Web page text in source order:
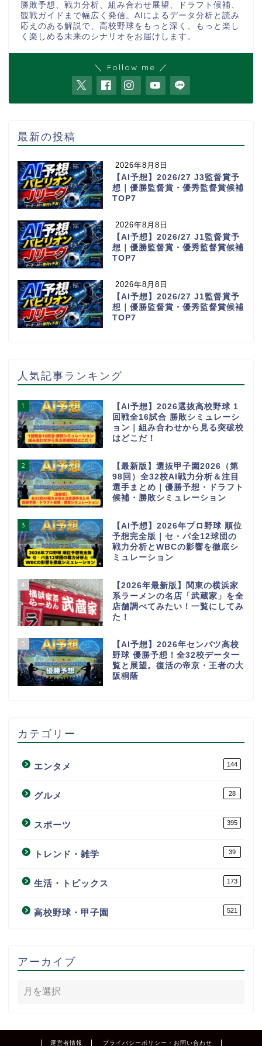
勝敗予想、戦力分析、組み合わせ展望、ドラフト候補、
観戦ガイドまで幅広く発信。AIによるデータ分析と読み
応えのある解説で、高校野球をもっと深く、もっと楽し
く楽しめる未来のシナリオをお届けします。
＼ Follow me ／
最新の投稿
2026年8月8日
【AI予想】2026/27 J3監督賞予
想｜優勝監督賞・優秀監督賞候補
TOP7
2026年8月8日
【AI予想】2026/27 J1監督賞予
想｜優勝監督賞・優秀監督賞候補
TOP7
2026年8月8日
【AI予想】2026/27 J1監督賞予
想｜優勝監督賞・優秀監督賞候補
TOP7
人気記事ランキング
1
【AI予想】2026選抜高校野球 1
回戦全16試合 勝敗シミュレーシ
ョン｜組み合わせから見る突破校
はどこだ！
2
【最新版】選抜甲子園2026（第
98回）全32校AI戦力分析＆注目
選手まとめ｜優勝予想・ドラフト
候補・勝敗シミュレーション
3
【AI予想】2026年プロ野球 順位
予想完全版｜セ・パ全12球団の
戦力分析とWBCの影響を徹底シ
ミュレーション
4
【2026年最新版】関東の横浜家
系ラーメンの名店「武蔵家」を全
店舗調べてみたい！一覧にしてみ
た！
5
【AI予想】2026年センバツ高校
野球 優勝予想！全32校データ一
覧と展望。復活の帝京・王者の大
阪桐蔭
カテゴリー
エンタメ 144
グルメ 28
スポーツ 395
トレンド・雑学 39
生活・トピックス 173
高校野球・甲子園 521
アーカイブ
運営者情報 プライバシーポリシー・お問い合わせ